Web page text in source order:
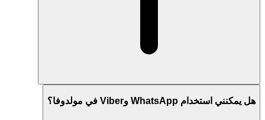
هل يمكنني استخدام WhatsApp وViber في مولدوفا؟